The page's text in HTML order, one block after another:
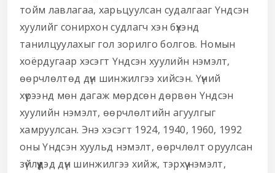
тойм лавлагаа, харьцуулсан судалгааг Үндсэн
хуулийг сонирхон судлагч хэн бүхэнд
танилцуулахыг гол зорилго болгов. Номын
хоёрдугаар хэсэгт Үндсэн хуулийн нэмэлт,
өөрчлөлтөд дүн шинжилгээ хийсэн. Үүний
хүрээнд мөн дагаж мөрдсөн дөрвөн Үндсэн
хуулийн нэмэлт, өөрчлөлтийн агуулгыг
хамруулсан. Энэ хэсэгт 1924, 1940, 1960, 1992
оны Үндсэн хуульд нэмэлт, өөрчлөлт оруулсан
зүйлүүдэд дүн шинжилгээ хийж, тэрхүү нэмэлт,